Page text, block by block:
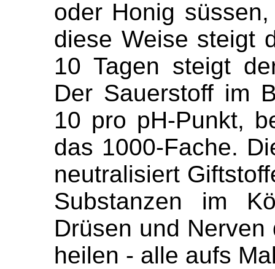
oder Honig
diese Weise steigt
10 Tagen steigt
Der Sauerstoff im
10 pro pH-Punkt,
das 1000-Fache.
neutralisiert
Substanzen im
Drüsen und
heilen - alle aufs